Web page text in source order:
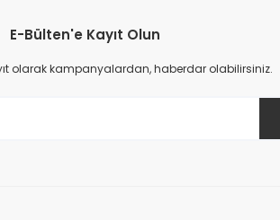
E-Bülten'e Kayıt Olun
olarak kampanyalardan, haberdar olabilirsiniz.